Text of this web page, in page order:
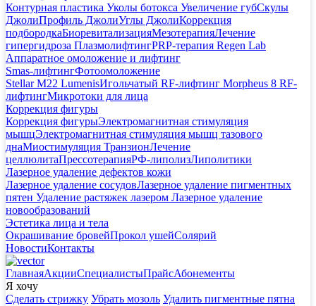
Контурная пластика Уколы ботокса Увеличение губСкулы
ДжолиПрофиль ДжолиУглы ДжолиКоррекция
подбородкаБиоревитализацияМезотерапияЛечение
гипергидроза ПлазмолифтингPRP-терапия Regen Lab
Аппаратное омоложение и лифтинг
Smas-лифтингФотоомоложение
Stellar M22 LumenisИгольчатый RF-лифтинг Morpheus 8 RF-
лифтингМикротоки для лица
Коррекция фигуры
Коррекция фигурыЭлектромагнитная стимуляция
мышцЭлектромагнитная стимуляция мышц тазового
днаМиостимуляция ТранзионЛечение
целлюлитаПрессотерапияРФ-липолизЛиполитики
Лазерное удаление дефектов кожи
Лазерное удаление сосудовЛазерное удаление пигментных
пятен Удаление растяжек лазером Лазерное удаление
новообразований
Эстетика лица и тела
Окрашивание бровейПрокол ушейСолярий
НовостиКонтакты
ГлавнаяАкцииСпециалистыПрайсАбонементы
Я хочу
Сделать стрижку Убрать мозоль Удалить пигментные пятна